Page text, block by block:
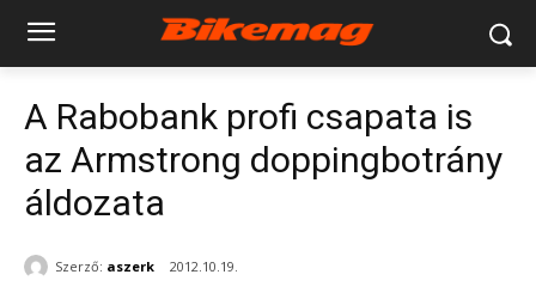
A Rabobank profi csapata is
az Armstrong doppingbotrány
áldozata
Szerző: aszerk 2012.10.19.